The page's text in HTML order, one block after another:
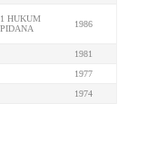
HUKUM
PIDANA
1986
1981
1977
1974